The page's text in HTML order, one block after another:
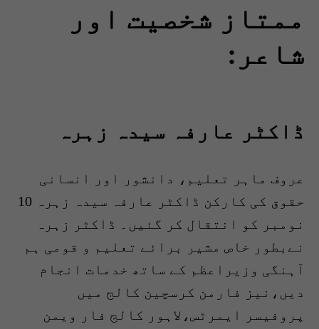
ممتاز شخصیت اور
شاعر:
ڈاکٹر عارفہ سیدہ زہرہ
عروف ماہر تعلیم، دانشور اور انسانی
حقوق کی کارکن ڈاکٹر عارفہ سیدہ زہرہ 10
نومبر کو انتقال کر گئیں۔ ڈاکٹر زہرہ
نےبطور خاص مشیر برائے تعلیم و قومی ہم
آہنگی وزیراعظم کے ساتھ خدمات انجام
دیں،نیز فارمن کرسچین کالج میں
پروفیسر ایمرٹس،لاہور کالج فار ویمن